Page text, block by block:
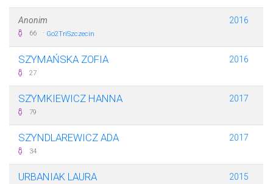
Anonim
66 · Go2TriSzczecin
2016
SZYMAŃSKA ZOFIA
27
2016
SZYMKIEWICZ HANNA
79
2017
SZYNDLAREWICZ ADA
34
2017
URBANIAK LAURA 2015